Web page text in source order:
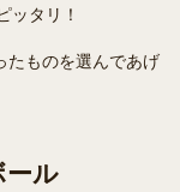
ッタリ！
たものを選んであげ
ール